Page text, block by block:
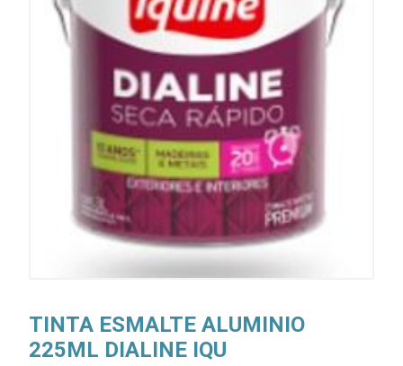
TINTA ESMALTE ALUMINIO
225ML DIALINE IQU